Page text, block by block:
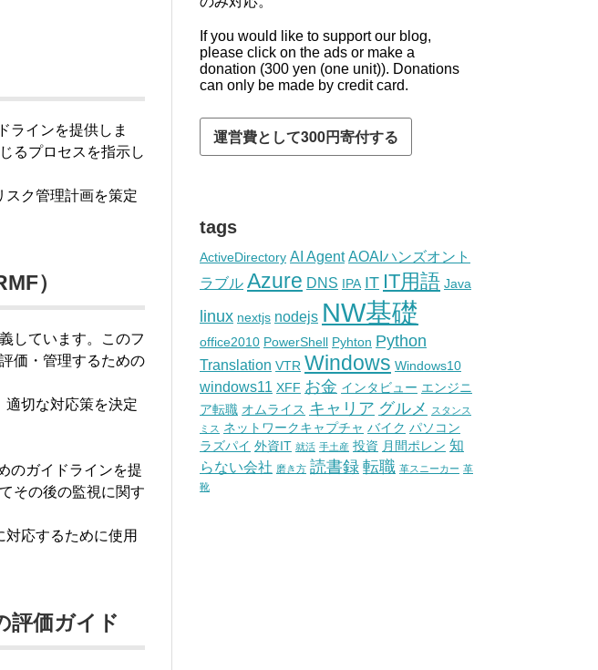
ラインを提供しま
るプロセスを指示し
スク管理計画を策定
）
しています。このフ
価・管理するための
適切な対応策を決定
のガイドラインを提
その後の監視に関す
応するために使用
評価ガイド
If you would like to support our blog,
please click on the ads or make a
donation (300 yen (one unit)). Donations
can only be made by credit card.
tags
ActiveDirectory AI Agent AOAIハンズオント
ラブル Azure DNS IPA IT IT用語 Java
linux nextjs nodejs NW基礎
office2010 PowerShell Pyhton Python
Translation VTR Windows Windows10
windows11 XFF お金 インタビュー エンジニ
ア転職 オムライス キャリア グルメ
スタンス
ミス ネットワークキャプチャ バイク パソコン
ラズパイ 外資IT 就活 手土産 投資 月間ポレン 知
らない会社 磨き方 読書録 転職 革スニーカー 革
靴